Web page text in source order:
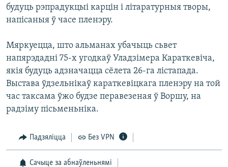
будуць рэпрадукцыі карцін і літаратурныя творы,
напісаныя ў часе пленэру.
Мяркуецца, што альманах убачыць сьвет
напярэдадні 75-х угодкаў Уладзімера Караткевіча,
якія будуць адзначацца сёлета 26-га лістапада.
Выстава ўдзельнікаў караткевіцкага пленэру на той
час таксама ўжо будзе перавезеная ў Воршу, на
радзіму пісьменьніка.
Падзяліцца Без VPN
Сачыце за абнаўленьнямі